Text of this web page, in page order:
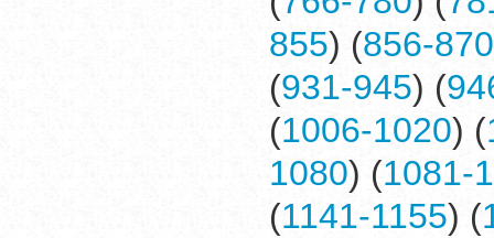
855) (856-870
(931-945) (
(1006-1020) (
1080) (1081-
(1141-1155) (